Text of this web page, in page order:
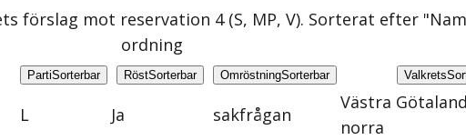
förslag mot reservation 4 (S, MP, V). Sorterat efter
ordning
PartiSorterbar RöstSorterbar OmröstningSorterbar Valkrets
L Ja sakfrågan
Västra
norra